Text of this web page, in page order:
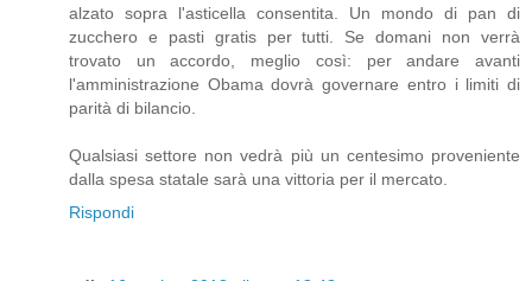
alzato sopra l'asticella consentita. Un mondo di pan di
zucchero e pasti gratis per tutti. Se domani non verrà
trovato un accordo, meglio così: per andare avanti
l'amministrazione Obama dovrà governare entro i limiti di
parità di bilancio.
Qualsiasi settore non vedrà più un centesimo proveniente
dalla spesa statale sarà una vittoria per il mercato.
Rispondi